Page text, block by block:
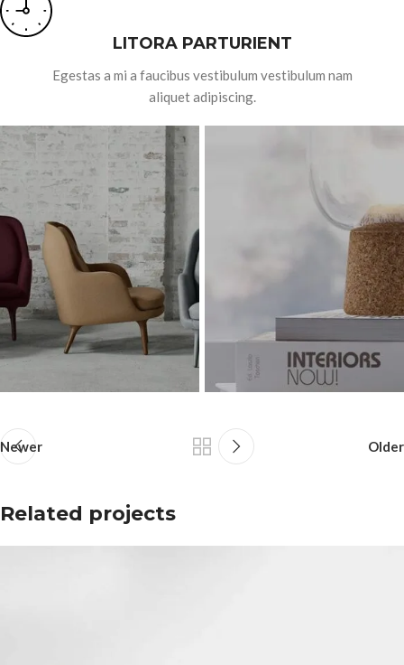
LITORA PARTURIENT
Egestas a mi a faucibus vestibulum vestibulum nam
aliquet adipiscing.
Newer Older
Related projects